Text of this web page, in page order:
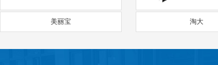
美丽宝 淘大